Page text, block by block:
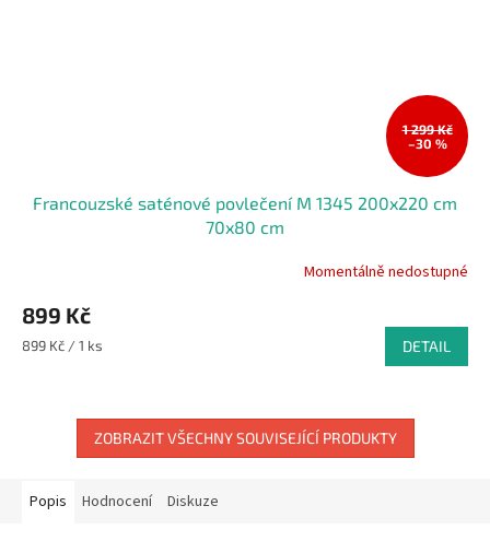
1 299 Kč
–30 %
Francouzské saténové povlečení M 1345 200x220 cm
70x80 cm
Momentálně nedostupné
899 Kč
Měrná
899 Kč / 1 ks DETAIL
ZOBRAZIT VŠECHNY SOUVISEJÍCÍ PRODUKTY
Popis Hodnocení Diskuze